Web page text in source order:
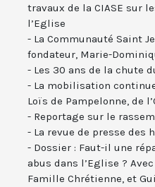
travaux de la CIASE sur
l’Eglise
- La Communauté Saint
fondateur, Marie-
- Les 30 ans de la chute
- La mobilisation
Loïs de Pampelonne, de
- Reportage sur le
- La revue de presse des
- Dossier : Faut-il une
abus dans l’Eglise ?
Famille Chrétienne, et